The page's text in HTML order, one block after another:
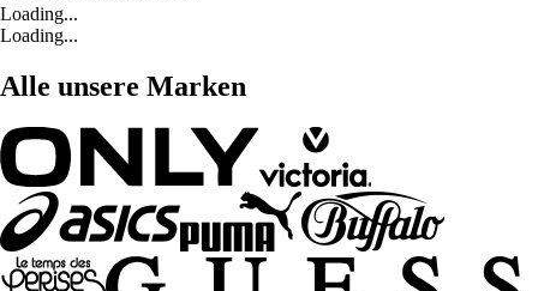
Loading...
Loading...
Alle unsere Marken